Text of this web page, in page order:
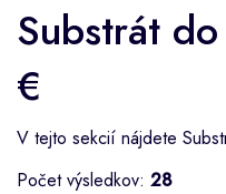
Substrát
€
V tejto sekcií nájdete
Počet výsledkov: 28